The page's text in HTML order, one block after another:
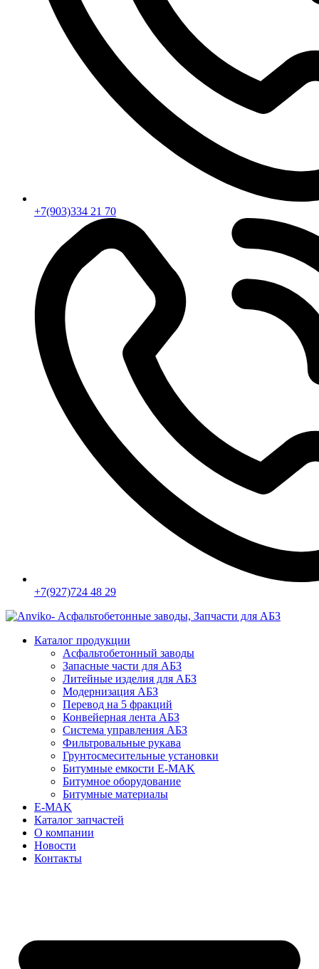
+7(903)334 21 70
+7(927)724 48 29
Каталог продукции
Асфальтобетонный заводы
Запасные части для АБЗ
Литейные изделия для АБЗ
Модернизация АБЗ
Перевод на 5 фракций
Конвейерная лента АБЗ
Система управления АБЗ
Фильтровальные рукава
Грунтосмесительные установки
Битумные емкости E-MAK
Битумное оборудование
Битумные материалы
E-MAK
Каталог запчастей
О компании
Новости
Контакты